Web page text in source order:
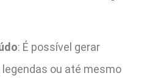
: É possível gerar
ou até mesmo